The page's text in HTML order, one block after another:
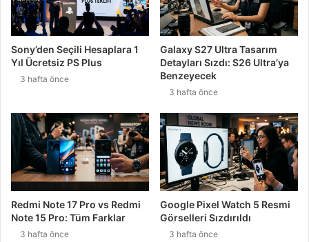
Sony’den Seçili Hesaplara 1
Yıl Ücretsiz PS Plus
3 hafta önce
Galaxy S27 Ultra Tasarım
Detayları Sızdı: S26 Ultra’ya
Benzeyecek
3 hafta önce
Redmi Note 17 Pro vs Redmi
Note 15 Pro: Tüm Farklar
3 hafta önce
Google Pixel Watch 5 Resmi
Görselleri Sızdırıldı
3 hafta önce